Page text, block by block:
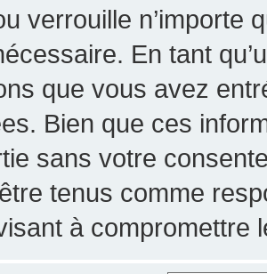
verrouille n’importe
En tant
que vous avez
Bien que ces
sans votre
tenus comme
à compromettre